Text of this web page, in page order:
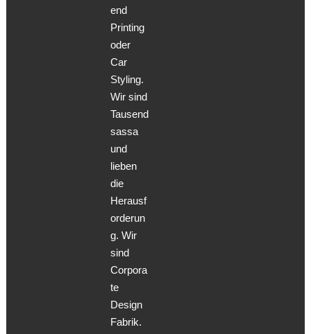
end
Printing
oder
Car
Styling.
Wir sind
Tausend
sassa
und
lieben
die
Herausf
orderun
g. Wir
sind
Corpora
te
Design
Fabrik.